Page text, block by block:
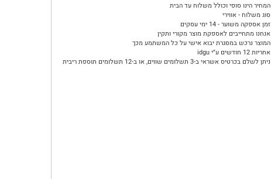
המחיר הינו סופי וכולל משלוח עד הבית
סוג משלוח - אווירי
זמן אספקה משוער - 14 ימי עסקים
אנחנו מתחייבים לאספקת מוצר מקורי ותקין
המוצר נרכש במסגרת יבוא אישי על כל המשתמע מכך
אחריות 12 חודשים ע״י idgu
ניתן לשלם בכרטיס אשראי ב-3 תשלומים שווים, או ב-12 תשלומים תוספת ריבית